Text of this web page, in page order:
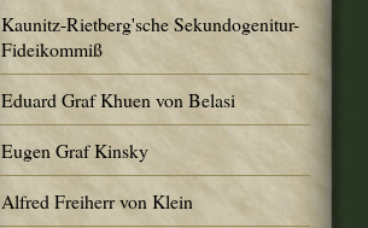
Kaunitz-Rietberg'sche Sekundogenitur-
Fideikommiß
Eduard Graf Khuen von Belasi
Eugen Graf Kinsky
Alfred Freiherr von Klein